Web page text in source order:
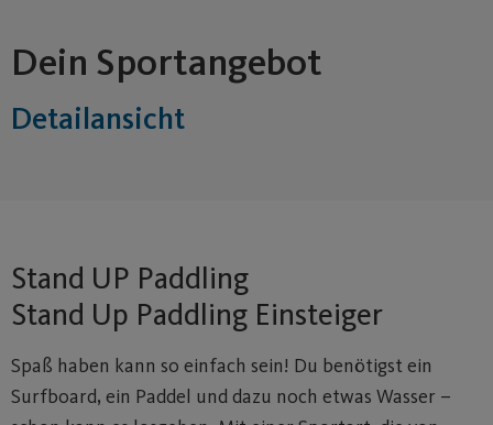
Dein Sportangebot
Detailansicht
Stand UP Paddling
Stand Up Paddling Einsteiger
Spaß haben kann so einfach sein! Du benötigst ein
Surfboard, ein Paddel und dazu noch etwas Wasser –